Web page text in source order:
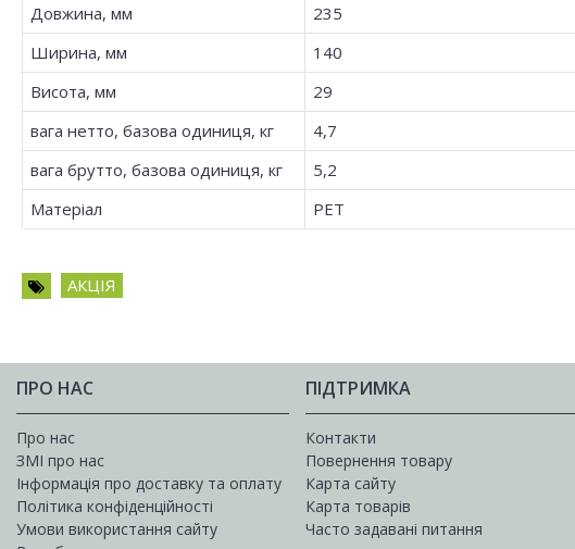
Довжина, мм
235
Ширина, мм
140
Висота, мм
29
вага нетто, базова одиниця, кг
4,7
вага брутто, базова одиниця, кг
5,2
Матеріал
PET
АКЦІЯ
ПРО НАС
Про нас
ЗМІ про нас
Інформація про доставку та оплату
Політика конфіденційності
Умови використання сайту
ПІДТРИМКА
Контакти
Повернення товару
Карта сайту
Карта товарів
Часто задавані питання